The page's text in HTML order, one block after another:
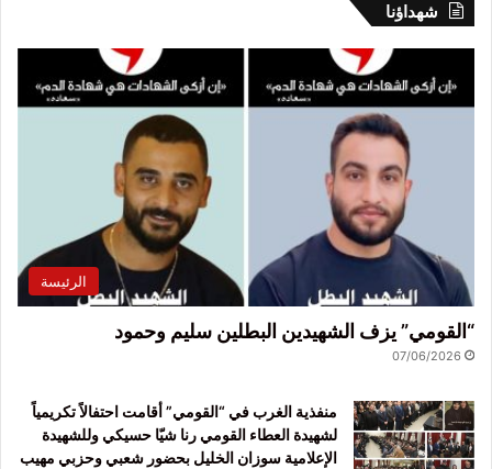
شهداؤنا
الرئيسة
“القومي” يزف الشهيدين البطلين سليم وحمود
07/06/2026
منفذية الغرب في “القومي” أقامت احتفالاً تكريمياً
لشهيدة العطاء القومي رنا شيّا حسيكي وللشهيدة
الإعلامية سوزان الخليل بحضور شعبي وحزبي مهيب